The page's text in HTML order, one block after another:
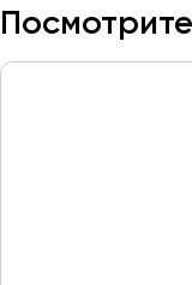
Хабаровск